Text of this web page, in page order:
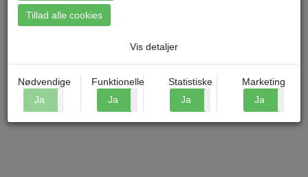
Tillad alle cookies
Vis detaljer
Nødvendige
Ja
Funktionelle
Ja
Statistiske
Ja
Marketing
Ja